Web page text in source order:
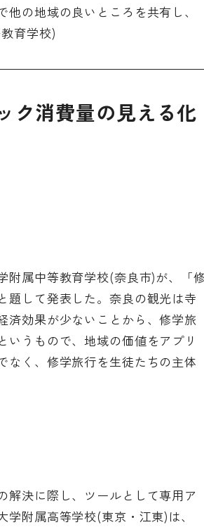
の地域の良いところを共有し、
育学校)
ク消費量の見える化
附属中等教育学校(奈良市)が、「
題して発表した。奈良の観光は寺
済効果が少ないことから、修学旅
うもので、地域の価値をアプリ
なく、修学旅行を生徒たちの主体
解決に際し、ツールとして専用ア
附属高等学校(東京・江東)は、